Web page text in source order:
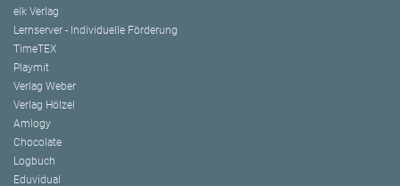
elk Verlag
Lernserver - Individuelle Förderung
TimeTEX
Playmit
Verlag Weber
Verlag Hölzel
Amlogy
Chocolate
Logbuch
Eduvidual